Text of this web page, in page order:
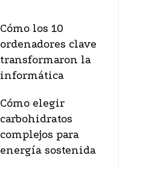
Cómo los 10
ordenadores clave
transformaron la
informática
Cómo elegir
carbohidratos
complejos para
energía sostenida